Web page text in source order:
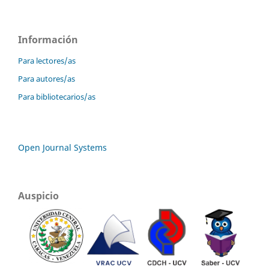
Información
Para lectores/as
Para autores/as
Para bibliotecarios/as
Open Journal Systems
Auspicio